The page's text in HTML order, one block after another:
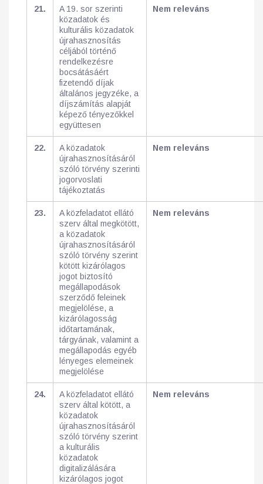
21.
A 19. sor szerinti
közadatok és
kulturális közadatok
újrahasznosítás
céljából történő
rendelkezésre
bocsátásáért
fizetendő díjak
általános jegyzéke, a
díjszámítás alapját
képező tényezőkkel
együttesen
Nem releváns
22.
A közadatok
újrahasznosításáról
szóló törvény szerinti
jogorvoslati
tájékoztatás
Nem releváns
23.
A közfeladatot ellátó
szerv által megkötött,
a közadatok
újrahasznosításáról
szóló törvény szerint
kötött kizárólagos
jogot biztosító
megállapodások
szerződő feleinek
megjelölése, a
kizárólagosság
időtartamának,
tárgyának, valamint a
megállapodás egyéb
lényeges elemeinek
megjelölése
Nem releváns
24.
A közfeladatot ellátó
szerv által kötött, a
közadatok
újrahasznosításáról
szóló törvény szerint
a kulturális
közadatok
digitalizálására
kizárólagos jogot
Nem releváns